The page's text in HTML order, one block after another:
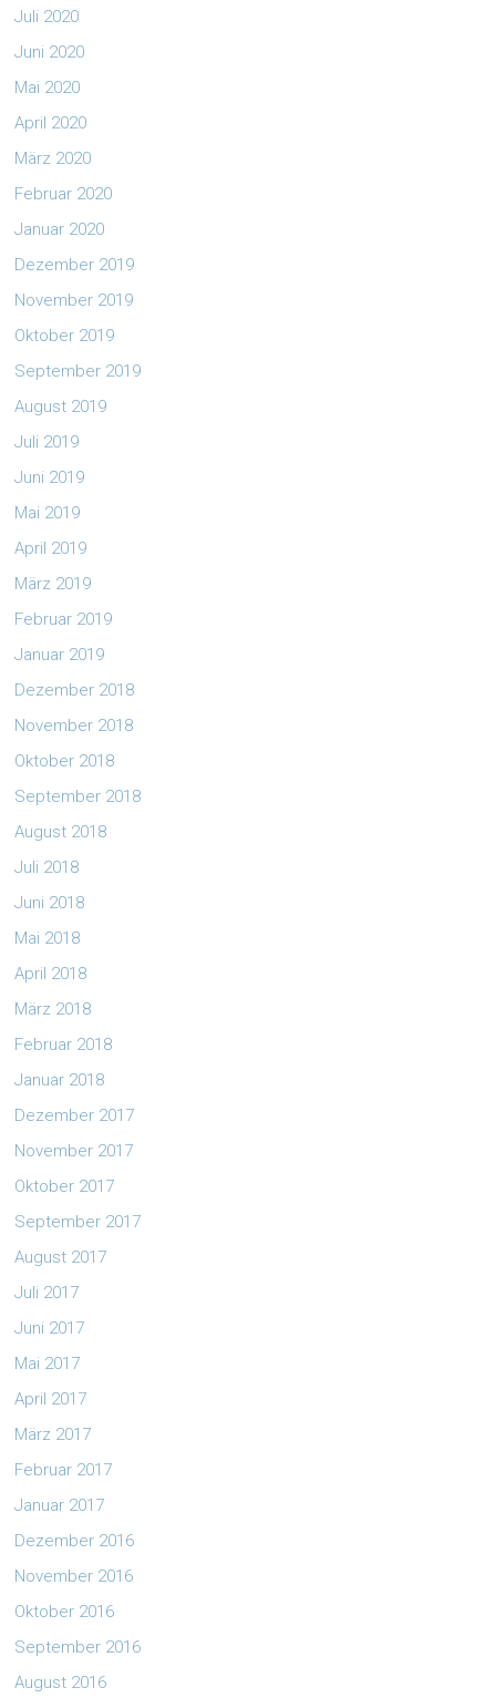
Juli 2020
Juni 2020
Mai 2020
April 2020
März 2020
Februar 2020
Januar 2020
Dezember 2019
November 2019
Oktober 2019
September 2019
August 2019
Juli 2019
Juni 2019
Mai 2019
April 2019
März 2019
Februar 2019
Januar 2019
Dezember 2018
November 2018
Oktober 2018
September 2018
August 2018
Juli 2018
Juni 2018
Mai 2018
April 2018
März 2018
Februar 2018
Januar 2018
Dezember 2017
November 2017
Oktober 2017
September 2017
August 2017
Juli 2017
Juni 2017
Mai 2017
April 2017
März 2017
Februar 2017
Januar 2017
Dezember 2016
November 2016
Oktober 2016
September 2016
August 2016